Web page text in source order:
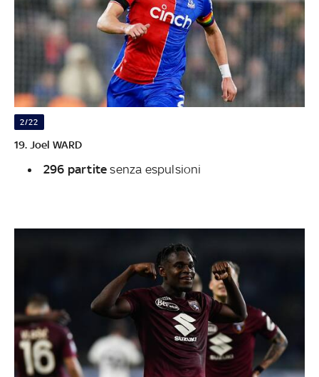
2/22
19. Joel WARD
296 partitesenza espulsioni